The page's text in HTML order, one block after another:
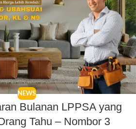
NEWS
Bulanan LPPSA yang
Tahu – Nombor 3